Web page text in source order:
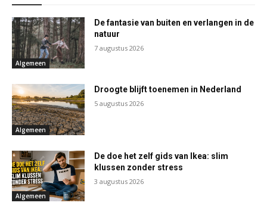
Algemeen
De fantasie van buiten en verlangen in de
natuur
7 augustus 2026
Algemeen
Droogte blijft toenemen in Nederland
5 augustus 2026
Algemeen
De doe het zelf gids van Ikea: slim
klussen zonder stress
3 augustus 2026